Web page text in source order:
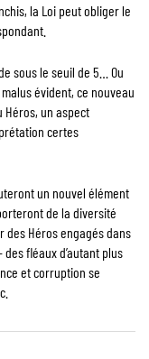
la Loi peut obliger le
sous le seuil de 5… Ou
évident, ce nouveau
un aspect
certes
un nouvel élément
de la diversité
Héros engagés dans
fléaux d’autant plus
et corruption se